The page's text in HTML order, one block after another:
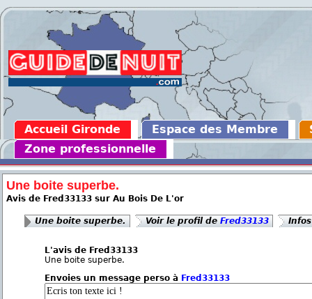
Accueil Gironde Espace des Membre
Zone professionnelle
Une boite superbe.
Avis de Fred33133 sur Au Bois De L'or
Une boite superbe. Voir le profil de Fred33133
L'avis de Fred33133
Une boite superbe.
Envoies un message perso à Fred33133